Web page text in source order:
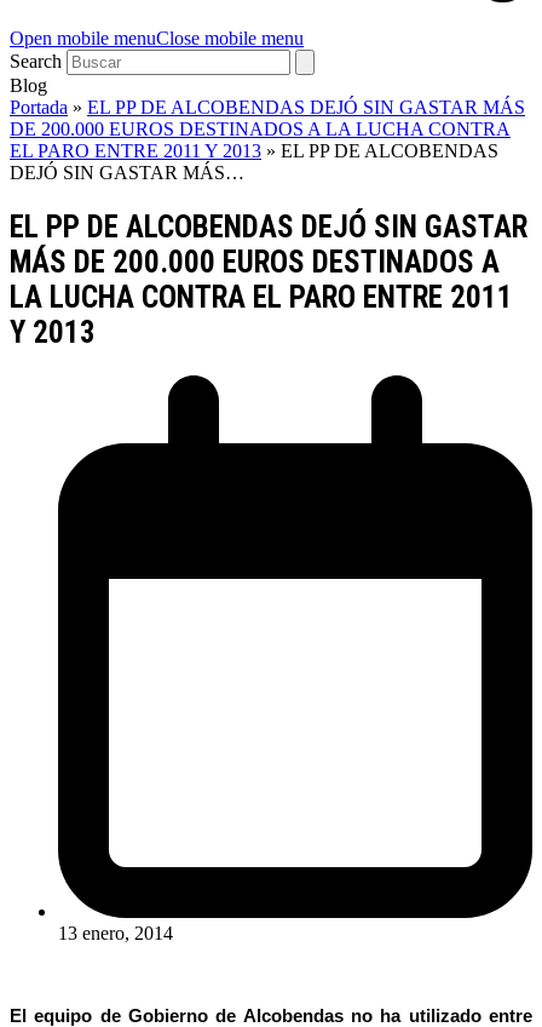
Open mobile menuClose mobile menu
Search
Blog
Portada » EL PP DE ALCOBENDAS DEJÓ SIN GASTAR MÁS
DE 200.000 EUROS DESTINADOS A LA LUCHA CONTRA
EL PARO ENTRE 2011 Y 2013 » EL PP DE ALCOBENDAS
DEJÓ SIN GASTAR MÁS…
EL PP DE ALCOBENDAS DEJÓ SIN GASTAR
MÁS DE 200.000 EUROS DESTINADOS A
LA LUCHA CONTRA EL PARO ENTRE 2011
Y 2013
13 enero, 2014
El equipo de Gobierno de Alcobendas no ha utilizado entre